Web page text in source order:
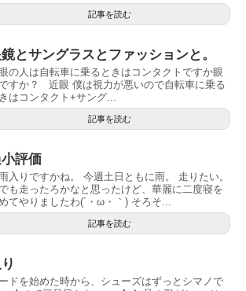
記事を読む
鏡とサングラスとファッションと。
の人は自転車に乗るときはコンタクトですか眼
すか？ 近眼 僕は視力が悪いので自転車に乗る
はコンタクト+サング...
記事を読む
評価
入りですかね。 今週土日ともに雨。 走りたい。
も走ったろかなと思ったけど、華麗に二度寝を
てやりましたわ(´・ω・｀) そろそ...
記事を読む
ドを始めた時から、シューズはずっとシマノで